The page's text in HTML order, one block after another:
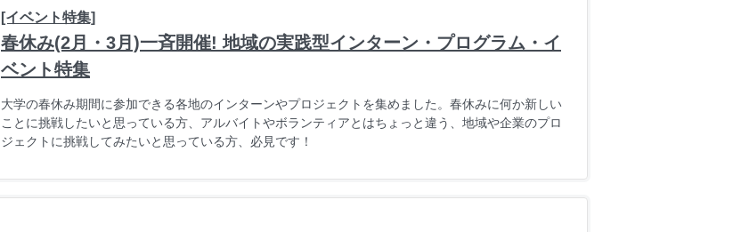
[イベント特集]
春休み(2月・3月)一斉開催! 地域の実践型インターン・プログラム・イ
ベント特集
大学の春休み期間に参加できる各地のインターンやプロジェクトを集めました。春休みに何か新しい
ことに挑戦したいと思っている方、アルバイトやボランティアとはちょっと違う、地域や企業のプロ
ジェクトに挑戦してみたいと思っている方、必見です！